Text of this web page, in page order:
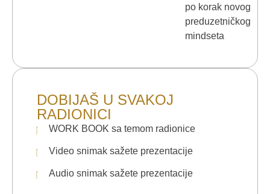
po korak novog
preduzetničkog
mindseta
DOBIJAŠ U SVAKOJ
RADIONICI
WORK BOOK sa temom radionice
Video snimak sažete prezentacije
Audio snimak sažete prezentacije